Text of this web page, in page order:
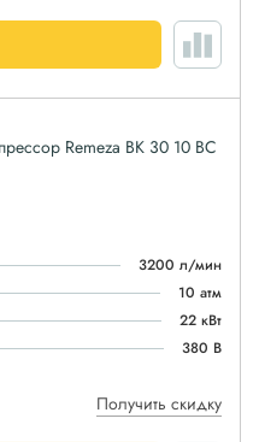
Remeza ВК 30 10 ВС
3200 л/мин
10 атм
22 кВт
380 В
Получить скидку